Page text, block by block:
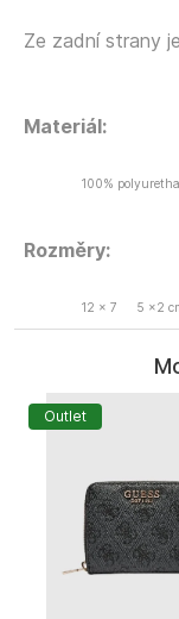
Ze zadní strany
Materiál:
100%
Rozměry:
12 x 7 5 x2
Outlet